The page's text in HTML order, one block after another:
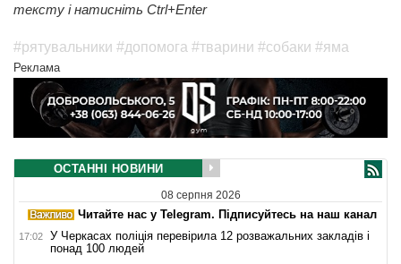
тексту і натисніть Ctrl+Enter
#рятувальники #допомога #тварини #собаки #яма
Реклама
ОСТАННІ НОВИНИ
08 серпня 2026
Читайте нас у Telegram. Підписуйтесь на наш канал
17:02
У Черкасах поліція перевірила 12 розважальних закладів і
понад 100 людей